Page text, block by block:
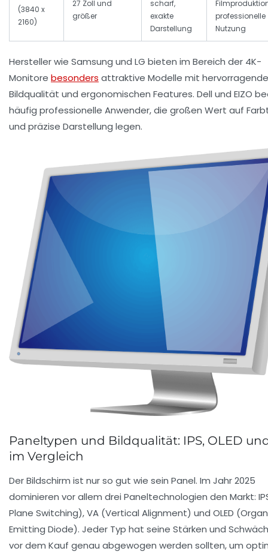
(3840 x
2160)
27 Zoll und
größer
scharf,
exakte
Darstellung
professionelle
Nutzung
Hersteller wie Samsung und LG bieten im Bereich der 4K-
Monitore besonders attraktive Modelle mit
Bildqualität und ergonomischen Features. Dell und EIZO
häufig professionelle Anwender, die großen Wert auf
und präzise Darstellung legen.
Paneltypen und Bildqualität: IPS, OLED
im Vergleich
Der Bildschirm ist nur so gut wie sein Panel. Im Jahr 2025
dominieren vor allem drei Paneltechnologien den Markt:
Plane Switching), VA (Vertical Alignment) und OLED
Emitting Diode). Jeder Typ hat seine Stärken und
vor dem Kauf genau abgewogen werden sollten, um